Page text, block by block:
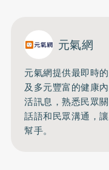
元氣網
元氣網提供最即時
及多元豐富的健康
活訊息，熟悉民眾
話語和民眾溝通，
幫手。